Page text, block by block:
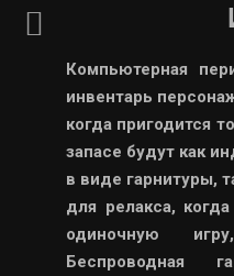
Компьютерная
инвентарь
когда пригодится
запасе будут как
в виде гарнитуры,
для релакса,
одиночную
Беспроводная